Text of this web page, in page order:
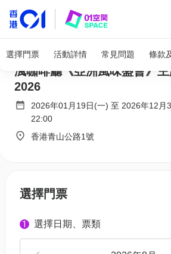
選擇門票 活動詳情 常見問題 條款
屯門黃金海岸酒店自助餐 限
渢咖啡廳《亞洲風味盛會》
2026
2026年01月19日(一) 至 2026年12月
22:00
香港青山公路1號
選擇門票
1 選擇日期、票類